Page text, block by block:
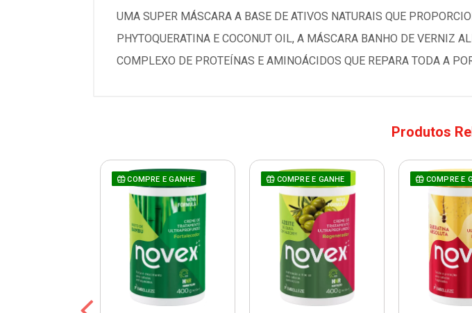
UMA SUPER MÁSCARA A BASE DE ATIVOS NATURAIS QUE
PHYTOQUERATINA E COCONUT OIL, A MÁSCARA BANHO DE VERNIZ
COMPLEXO DE PROTEÍNAS E AMINOÁCIDOS QUE REPARA TODA A
Produtos
COMPRE E GANHE COMPRE E GANHE COMPRE E